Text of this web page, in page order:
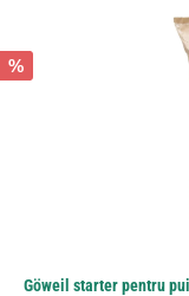
%
Göweil starter pentru